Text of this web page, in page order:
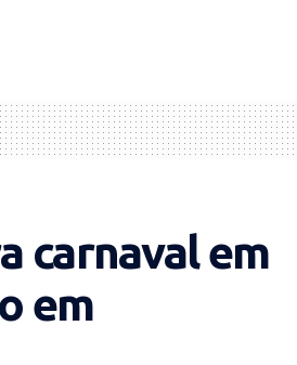
carnaval em
em